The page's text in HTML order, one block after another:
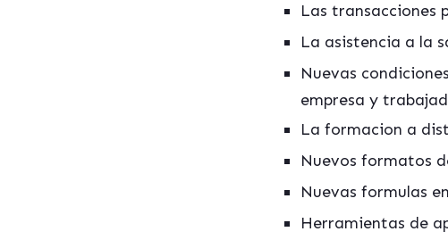
Las
La asistencia a la
Nuevas
empresa y
La formacion a
Nuevos formatos
Nuevas formulas
Herramientas de